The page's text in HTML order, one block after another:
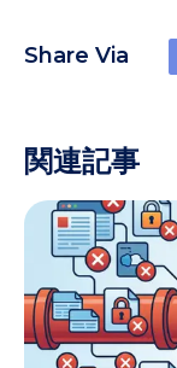
Share Via
関連記事